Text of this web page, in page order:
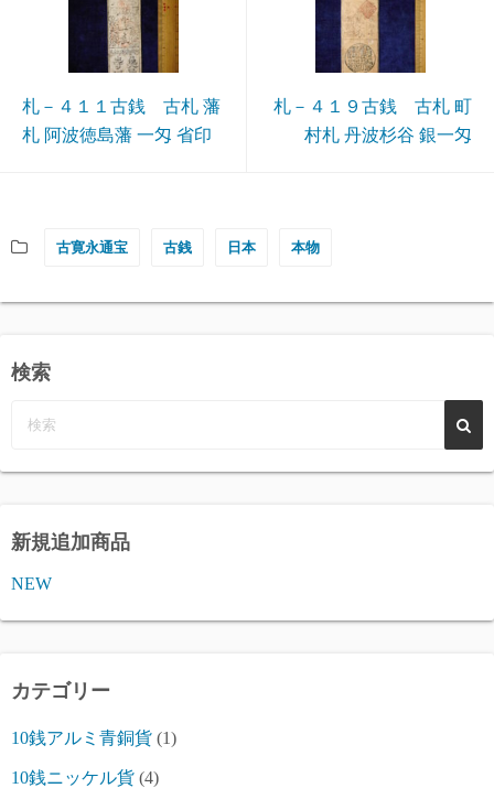
札－４１１古銭 古札 藩
札 阿波徳島藩 一匁 省印
札－４１９古銭 古札 町
村札 丹波杉谷 銀一匁
古寛永通宝 古銭 日本 本物
検索
新規追加商品
NEW
カテゴリー
10銭アルミ青銅貨 (1)
10銭ニッケル貨 (4)